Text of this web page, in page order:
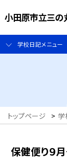
小田原市立三の
学校日記メニュー
トップページ > 学
保健便り９